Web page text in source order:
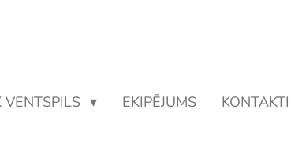
VENTSPILS EKIPĒJUMS
KONTAKTI